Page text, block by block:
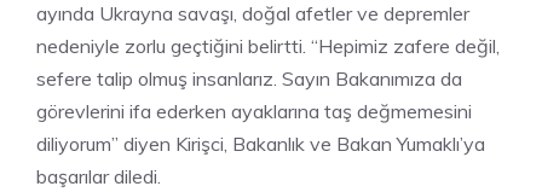
ayında Ukrayna savaşı, doğal afetler ve depremler
nedeniyle zorlu geçtiğini belirtti. “Hepimiz zafere değil,
sefere talip olmuş insanlarız. Sayın Bakanımıza da
görevlerini ifa ederken ayaklarına taş değmemesini
diliyorum” diyen Kirişci, Bakanlık ve Bakan Yumaklı’ya
başarılar diledi.